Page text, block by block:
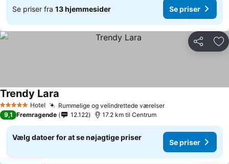
Se priser fra 13 hjemmesider Se priser
Del
5 Stjerner Hotel Rummelige og velindrettede værelser
Trendy Lara
9,1 Fremragende 12.122 17.2 km til Centrum
Vælg datoer for at se nøjagtige priser
Se priser